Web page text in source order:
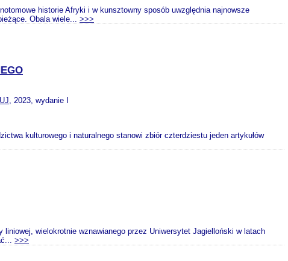
historie Afryki i w kunsztowny sposób uwzględnia najnowsze
Obala wiele... >>>
, 2023, wydanie I
kulturowego i naturalnego stanowi zbiór czterdziestu jeden artykułów
wielokrotnie wznawianego przez Uniwersytet Jagielloński w latach
>>>